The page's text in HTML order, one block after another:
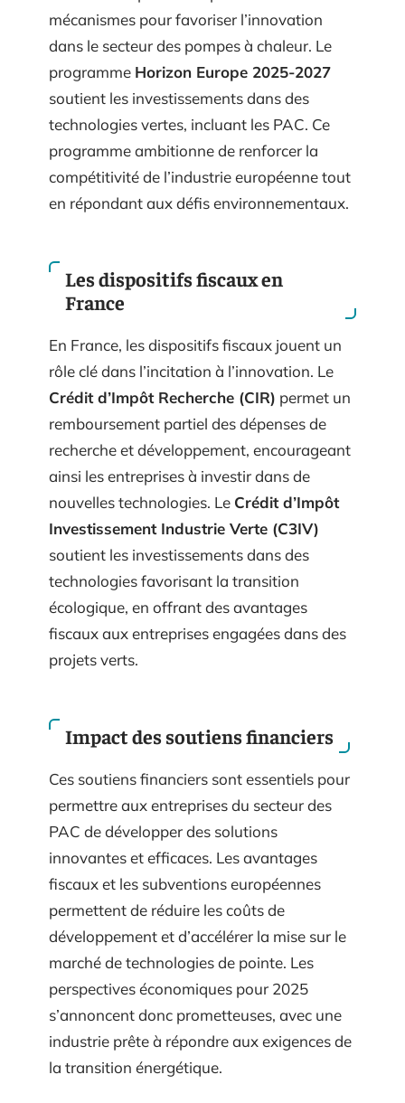
mécanismes pour favoriser l’innovation
dans le secteur des pompes à chaleur. Le
programme Horizon Europe 2025-2027
soutient les investissements dans des
technologies vertes, incluant les PAC. Ce
programme ambitionne de renforcer la
compétitivité de l’industrie européenne tout
en répondant aux défis environnementaux.
Les dispositifs fiscaux en
France
En France, les dispositifs fiscaux jouent un
rôle clé dans l’incitation à l’innovation. Le
Crédit d’Impôt Recherche (CIR) permet un
remboursement partiel des dépenses de
recherche et développement, encourageant
ainsi les entreprises à investir dans de
nouvelles technologies. Le Crédit d’Impôt
Investissement Industrie Verte (C3IV)
soutient les investissements dans des
technologies favorisant la transition
écologique, en offrant des avantages
fiscaux aux entreprises engagées dans des
projets verts.
Impact des soutiens financiers
Ces soutiens financiers sont essentiels pour
permettre aux entreprises du secteur des
PAC de développer des solutions
innovantes et efficaces. Les avantages
fiscaux et les subventions européennes
permettent de réduire les coûts de
développement et d’accélérer la mise sur le
marché de technologies de pointe. Les
perspectives économiques pour 2025
s’annoncent donc prometteuses, avec une
industrie prête à répondre aux exigences de
la transition énergétique.